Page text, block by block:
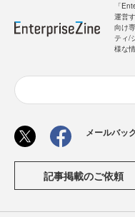
「
運営
向け
ティ/
様な
メールバッ
記事掲載のご依頼